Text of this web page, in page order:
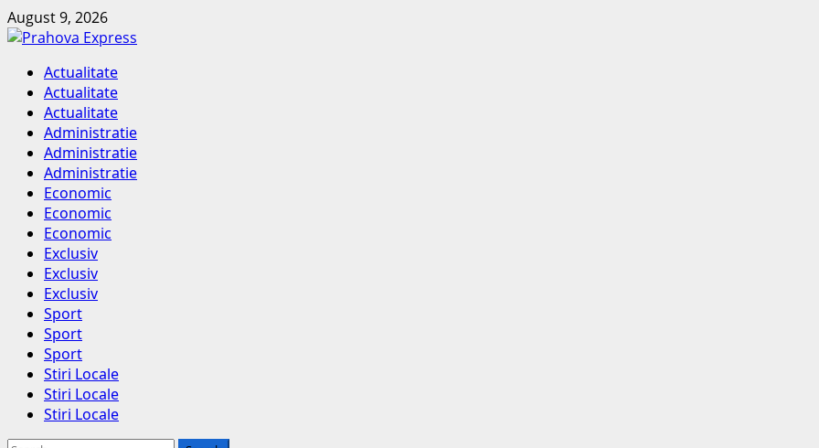
August 9, 2026
Actualitate
Actualitate
Actualitate
Administratie
Administratie
Administratie
Economic
Economic
Economic
Exclusiv
Exclusiv
Exclusiv
Sport
Sport
Sport
Stiri Locale
Stiri Locale
Stiri Locale